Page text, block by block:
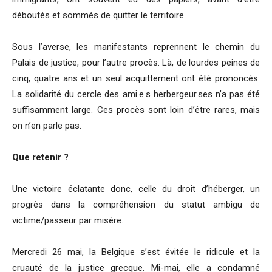
déboutés et sommés de quitter le territoire.
Sous l’averse, les manifestants reprennent le chemin du
Palais de justice, pour l’autre procès. Là, de lourdes peines de
cinq, quatre ans et un seul acquittement ont été prononcés.
La solidarité du cercle des ami.e.s herbergeur.ses n’a pas été
suffisamment large. Ces procès sont loin d’être rares, mais
on n’en parle pas.
Que retenir ?
Une victoire éclatante donc, celle du droit d’héberger, un
progrès dans la compréhension du statut ambigu de
victime/passeur par misère.
Mercredi 26 mai, la Belgique s’est évitée le ridicule et la
cruauté de la justice grecque. Mi-mai, elle a condamné